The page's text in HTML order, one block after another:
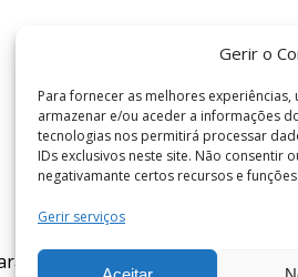
Gerir o
Para fornecer as melhores
armazenar e/ou aceder a informações
tecnologias nos permitirá processar
IDs exclusivos neste site. Não
negativamante certos recursos e funções.
Gerir serviços
Municipal de Coimbra . Todos